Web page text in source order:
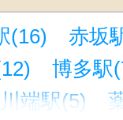
(16)
赤坂
博多駅
端駅(5)